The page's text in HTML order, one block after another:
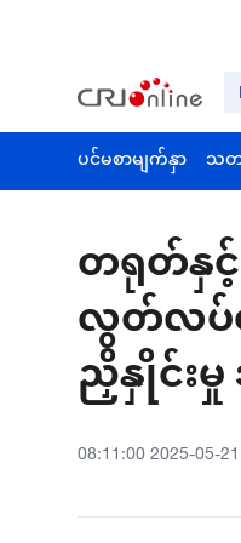
ပင်မစာမျက်နှာ သတ
တရုတ်နှ
လွတ်လပ်သ
ညှိနှိုင်းမှု
08:11:00 2025-05-21